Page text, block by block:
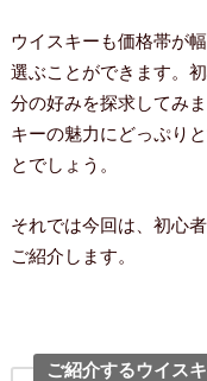
ウイスキーも価格帯が
選ぶことができます。
分の好みを探求してみ
キーの魅力にどっぷり
とでしょう。
それでは今回は、初心
ご紹介します。
ご紹介するウイス